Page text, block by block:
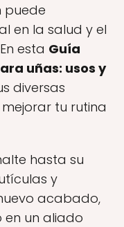
puede
en la salud y el
esta Guía
uñas: usos y
diversas
tu rutina
hasta su
y
acabado,
un aliado